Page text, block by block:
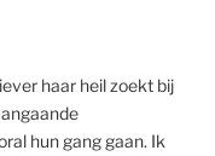
haar heil zoekt bij
hun gang gaan. Ik